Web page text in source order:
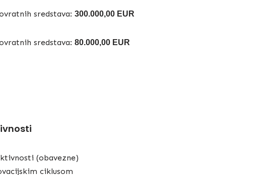
sredstava: 300.000,00 EUR
sredstava: 80.000,00 EUR
(obavezne)
ciklusom